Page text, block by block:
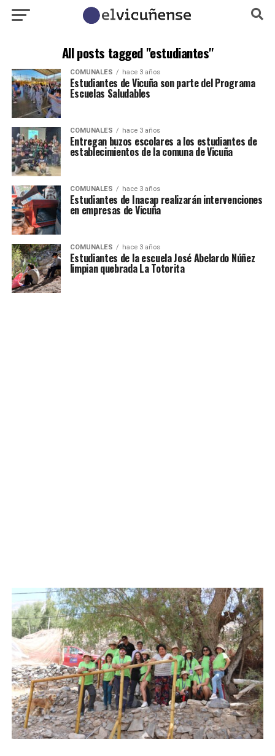
All posts tagged "estudiantes"
COMUNALES hace 3 años
Estudiantes de Vicuña son parte del Programa
Escuelas Saludables
COMUNALES hace 3 años
Entregan buzos escolares a los estudiantes de
establecimientos de la comuna de Vicuña
COMUNALES hace 3 años
Estudiantes de Inacap realizarán intervenciones
en empresas de Vicuña
COMUNALES hace 3 años
Estudiantes de la escuela José Abelardo Núñez
limpian quebrada La Totorita